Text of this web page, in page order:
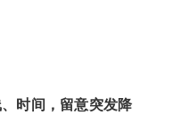
时间，留意突发降